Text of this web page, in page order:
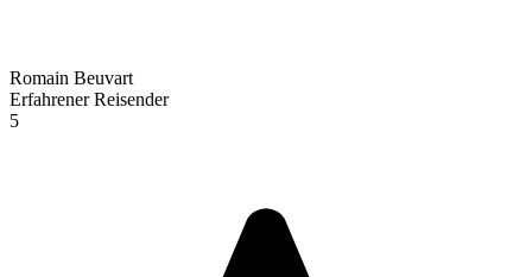
Romain Beuvart
Erfahrener Reisender
5